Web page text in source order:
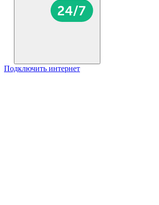
Подключить интернет